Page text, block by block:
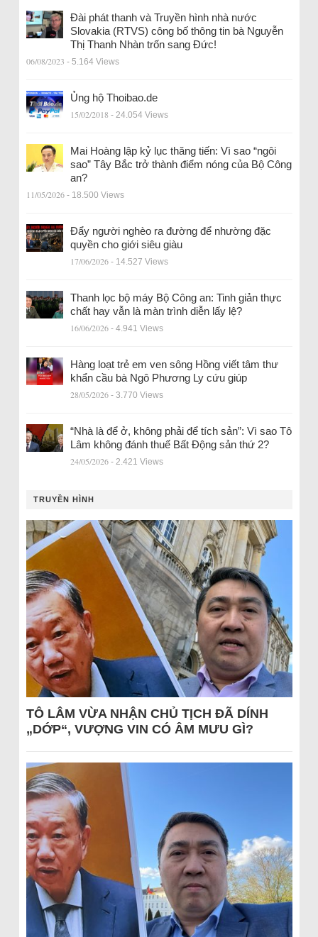
Đài phát thanh và Truyền hình nhà nước
Slovakia (RTVS) công bố thông tin bà Nguyễn
Thị Thanh Nhàn trốn sang Đức!
06/08/2023 - 5.164 Views
Ủng hộ Thoibao.de
15/02/2018 - 24.054 Views
Mai Hoàng lập kỷ lục thăng tiến: Vì sao “ngôi
sao” Tây Bắc trở thành điểm nóng của Bộ Công
an?
11/05/2026 - 18.500 Views
Đẩy người nghèo ra đường để nhường đặc
quyền cho giới siêu giàu
17/06/2026 - 14.527 Views
Thanh lọc bộ máy Bộ Công an: Tinh giản thực
chất hay vẫn là màn trình diễn lấy lệ?
16/06/2026 - 4.941 Views
Hàng loạt trẻ em ven sông Hồng viết tâm thư
khẩn cầu bà Ngô Phương Ly cứu giúp
28/05/2026 - 3.770 Views
“Nhà là để ở, không phải để tích sản”: Vì sao Tô
Lâm không đánh thuế Bất Động sản thứ 2?
24/05/2026 - 2.421 Views
TRUYỀN HÌNH
TÔ LÂM VỪA NHẬN CHỦ TỊCH ĐÃ DÍNH
„DỚP“, VƯỢNG VIN CÓ ÂM MƯU GÌ?